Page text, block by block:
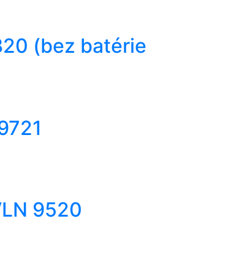
(bez batérie
9520